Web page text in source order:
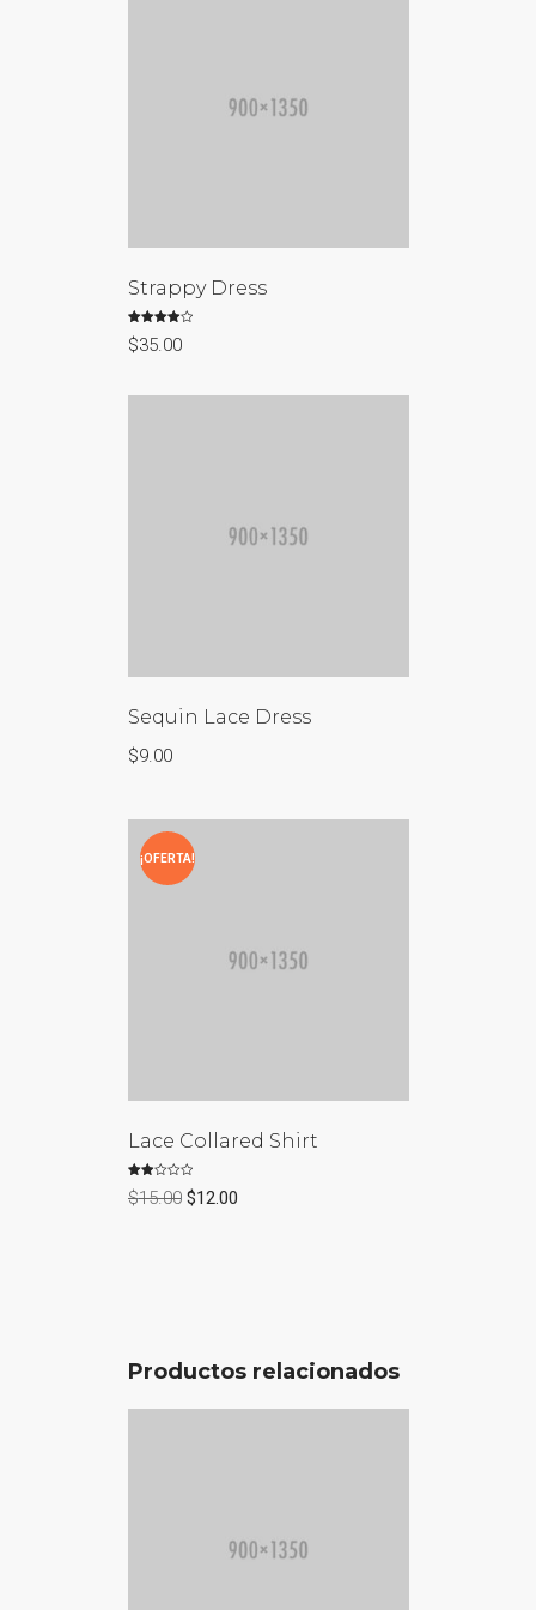
Strappy Dress
Valorado
con
$35.00
Sequin Lace Dress
$9.00
¡OFERTA!
Lace Collared Shirt
Valorado
con
$15.00 $12.00
Productos relacionados